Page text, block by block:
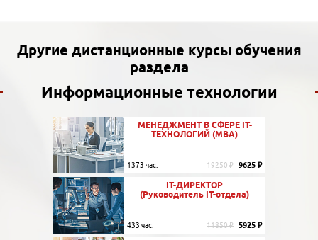
Другие дистанционные курсы обучения
раздела
Информационные технологии
МЕНЕДЖМЕНТ В СФЕРЕ IT-
ТЕХНОЛОГИЙ (MBA)
1373 час. 19250 ₽ 9625 ₽
IT-ДИРЕКТОР
(Руководитель IT-отдела)
433 час. 11850 ₽ 5925 ₽